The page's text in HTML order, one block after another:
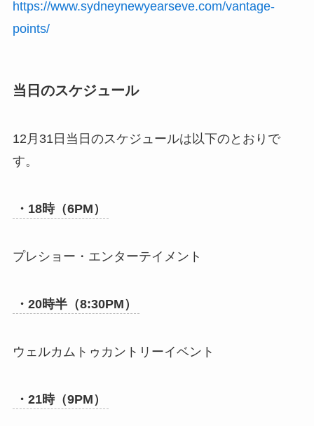
https://www.sydneynewyearseve.com/vantage-
points/
当日のスケジュール
12月31日当日のスケジュールは以下のとおりで
す。
・18時（6PM）
プレショー・エンターテイメント
・20時半（8:30PM）
ウェルカムトゥカントリーイベント
・21時（9PM）